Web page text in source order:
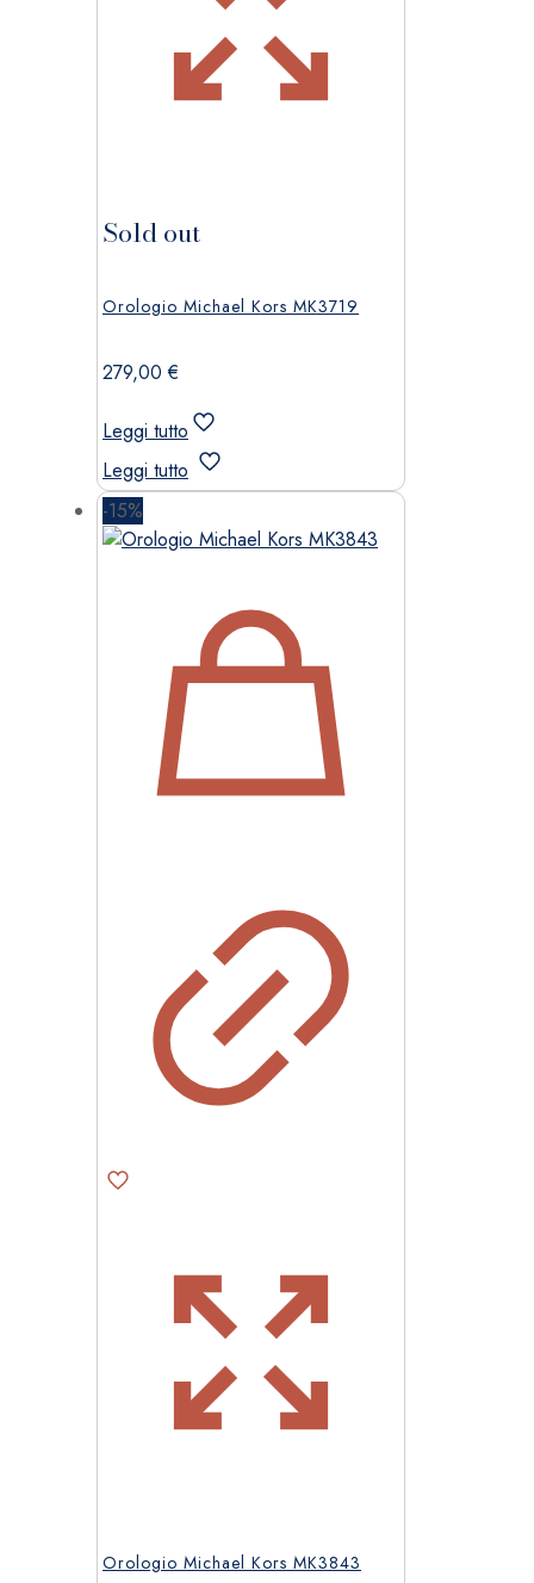
Sold out
Orologio Michael Kors MK3719
279,00€
Leggi tutto
Leggi tutto
-15%
Orologio Michael Kors MK3843